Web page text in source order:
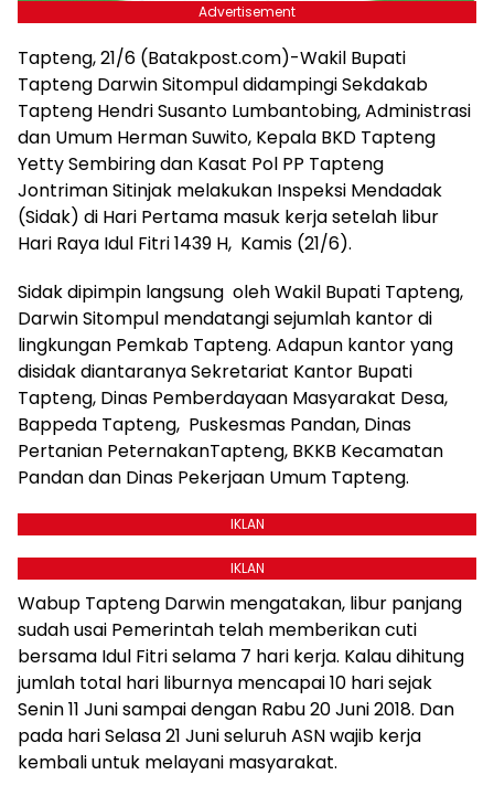
Advertisement
Tapteng, 21/6 (Batakpost.com)-Wakil Bupati
Tapteng Darwin Sitompul didampingi Sekdakab
Tapteng Hendri Susanto Lumbantobing, Administrasi
dan Umum Herman Suwito, Kepala BKD Tapteng
Yetty Sembiring dan Kasat Pol PP Tapteng
Jontriman Sitinjak melakukan Inspeksi Mendadak
(Sidak) di Hari Pertama masuk kerja setelah libur
Hari Raya Idul Fitri 1439 H, Kamis (21/6).
Sidak dipimpin langsung oleh Wakil Bupati Tapteng,
Darwin Sitompul mendatangi sejumlah kantor di
lingkungan Pemkab Tapteng. Adapun kantor yang
disidak diantaranya Sekretariat Kantor Bupati
Tapteng, Dinas Pemberdayaan Masyarakat Desa,
Bappeda Tapteng, Puskesmas Pandan, Dinas
Pertanian PeternakanTapteng, BKKB Kecamatan
Pandan dan Dinas Pekerjaan Umum Tapteng.
IKLAN
IKLAN
Wabup Tapteng Darwin mengatakan, libur panjang
sudah usai Pemerintah telah memberikan cuti
bersama Idul Fitri selama 7 hari kerja. Kalau dihitung
jumlah total hari liburnya mencapai 10 hari sejak
Senin 11 Juni sampai dengan Rabu 20 Juni 2018. Dan
pada hari Selasa 21 Juni seluruh ASN wajib kerja
kembali untuk melayani masyarakat.